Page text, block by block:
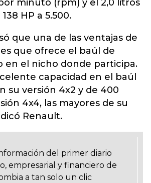
minuto (rpm) y el 2,0 litros
HP a 5.500.
que una de las ventajas de
que ofrece el baúl de
en el nicho donde participa.
capacidad en el baúl
su versión 4x2 y de 400
4x4, las mayores de su
Renault.
del primer diario
empresarial y financiero de
a tan solo un clic